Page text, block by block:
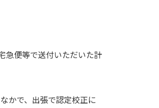
急便等で送付いただいた計
かで、出張で認定校正に